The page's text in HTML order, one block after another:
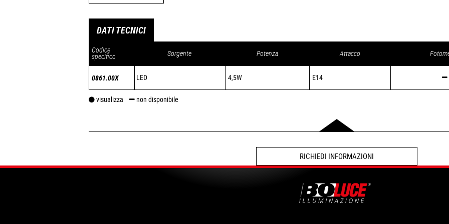
DATI TECNICI
Codice
specifico Sorgente Potenza Attacco
0861.00X LED 4,5W E14
visualizza non disponibile
RICHIEDI INFORMAZIONI